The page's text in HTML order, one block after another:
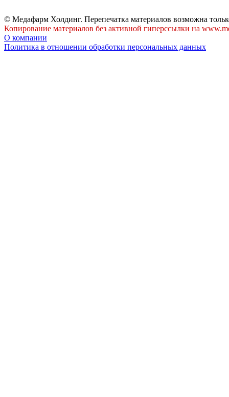
© Медафарм Холдинг. Перепечатка материалов возможна
Копирование материалов без активной гиперссылки на
О компании
Политика в отношении обработки персональных данных